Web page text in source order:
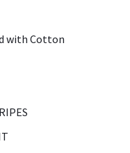
with Cotton